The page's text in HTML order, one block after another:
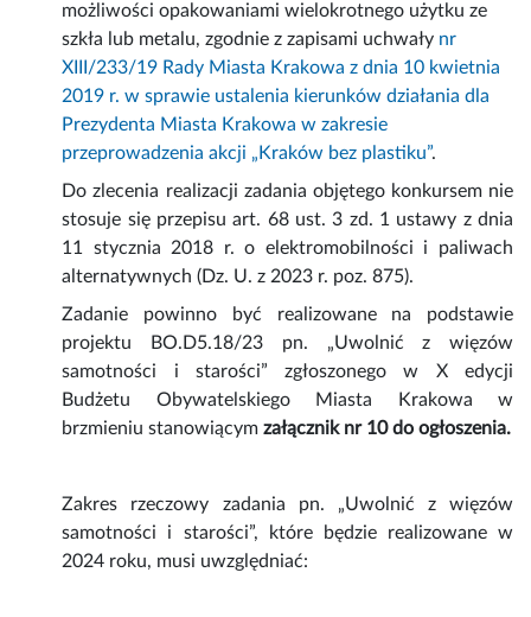
możliwości opakowaniami wielokrotnego użytku ze
szkła lub metalu, zgodnie z zapisami uchwały nr
XIII/233/19 Rady Miasta Krakowa z dnia 10 kwietnia
2019 r. w sprawie ustalenia kierunków działania dla
Prezydenta Miasta Krakowa w zakresie
przeprowadzenia akcji „Kraków bez plastiku”.
Do zlecenia realizacji zadania objętego konkursem nie
stosuje się przepisu art. 68 ust. 3 zd. 1 ustawy z dnia
11 stycznia 2018 r. o elektromobilności i paliwach
alternatywnych (Dz. U. z 2023 r. poz. 875).
Zadanie powinno być realizowane na podstawie
projektu BO.D5.18/23 pn. „Uwolnić z więzów
samotności i starości” zgłoszonego w X edycji
Budżetu Obywatelskiego Miasta Krakowa w
brzmieniu stanowiącymzałącznik nr 10 do ogłoszenia.
Zakres rzeczowy zadania pn. „Uwolnić z więzów
samotności i starości”, które będzie realizowane w
2024 roku, musi uwzględniać: